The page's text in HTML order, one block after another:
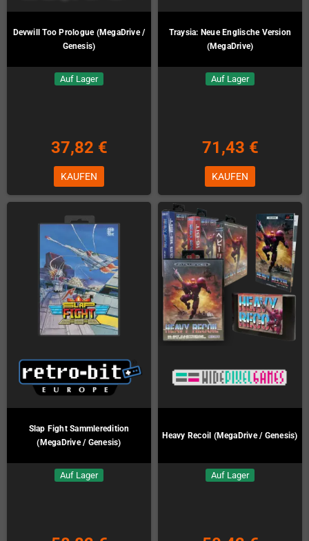
Devwill Too Prologue (MegaDrive /
Genesis)
Auf Lager
37,82 €
KAUFEN
Traysia: Neue Englische Version
(MegaDrive)
Auf Lager
71,43 €
KAUFEN
Slap Fight Sammleredition
(MegaDrive / Genesis)
Auf Lager
Heavy Recoil (MegaDrive / Genesis)
Auf Lager